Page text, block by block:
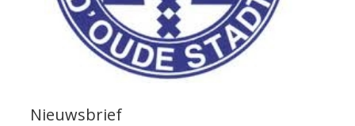
Nieuwsbrief